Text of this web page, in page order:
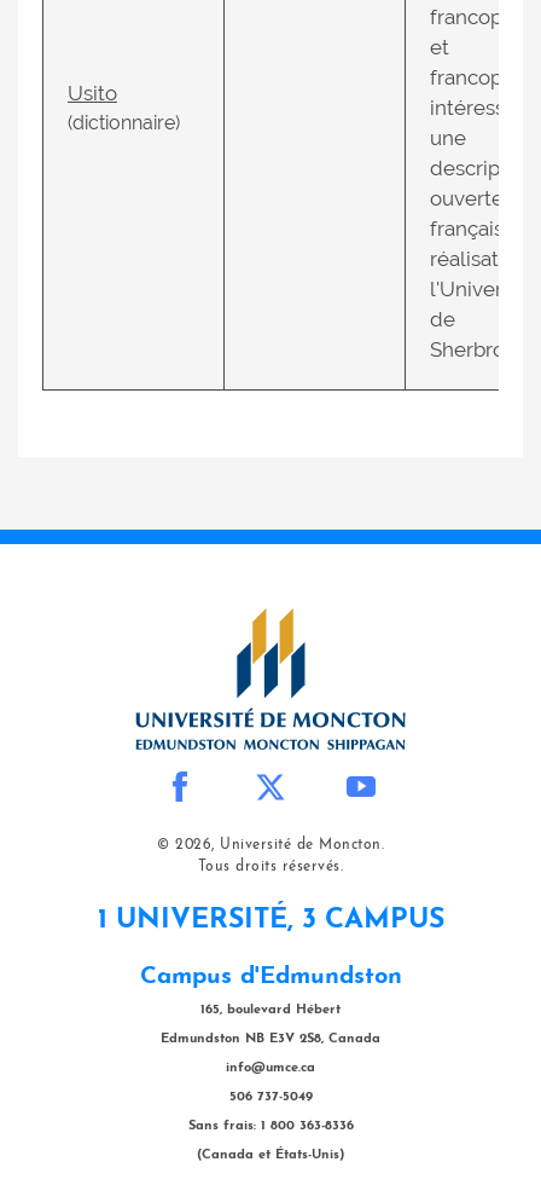
Usito
(dictionnaire)
et
intéressés
une
description
ouverte du
français.
réalisation
l'Université
de
© 2026, Université de Moncton.
Tous droits réservés.
1 UNIVERSITÉ, 3 CAMPUS
Campus d'Edmundston
165, boulevard Hébert
Edmundston NB E3V 2S8, Canada
info@umce.ca
506 737-5049
Sans frais: 1 800 363-8336
(Canada et États-Unis)